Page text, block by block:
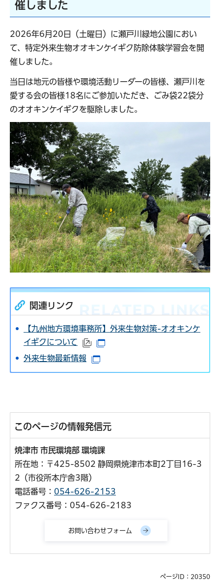
催しました
2026年6月20日（土曜日）に瀬戸川緑地公園におい
て、特定外来生物オオキンケイギク防除体験学習会を開
催しました。
当日は地元の皆様や環境活動リーダーの皆様、瀬戸川を
愛する会の皆様18名にご参加いただき、ごみ袋22袋分
のオオキンケイギクを駆除しました。
関連リンク
【九州地方環境事務所】外来生物対策-オオキンケ
イギクについて
（外部サイトへリンク）
外来生物最新情報
このページの情報発信元
焼津市 市民環境部 環境課
所在地：〒425-8502 静岡県焼津市本町2丁目16-3
2（市役所本庁舎3階）
電話番号： 054-626-2153
ファクス番号：054-626-2183
ページID：20350